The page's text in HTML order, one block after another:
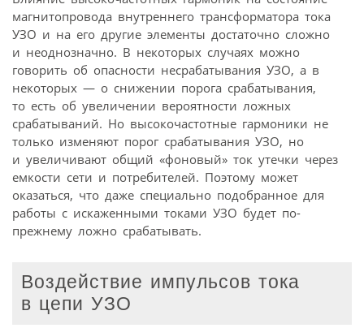
магнитопровода внутреннего трансформатора тока
УЗО и на его другие элементы достаточно сложно
и неоднозначно. В некоторых случаях можно
говорить об опасности несрабатывания УЗО, а в
некоторых — о снижении порога срабатывания,
то есть об увеличении вероятности ложных
срабатываний. Но высокочастотные гармоники не
только изменяют порог срабатывания УЗО, но
и увеличивают общий «фоновый» ток утечки через
емкости сети и потребителей. Поэтому может
оказаться, что даже специально подобранное для
работы с искаженными токами УЗО будет по-
прежнему ложно срабатывать.
Воздействие импульсов тока
в цепи УЗО